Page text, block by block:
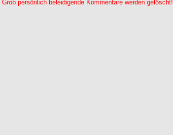
Grob persönlich beleidigende Kommentare werden gelöscht!